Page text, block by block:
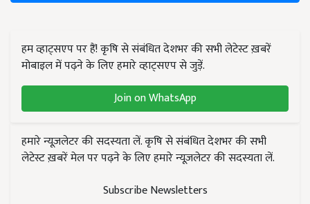
हम व्हाट्सएप पर हैं! कृषि से संबंधित देशभर की सभी लेटेस्ट ख़बरें
मोबाइल में पढ़ने के लिए हमारे व्हाट्सएप से जुड़ें.
Join on WhatsApp
हमारे न्यूज़लेटर की सदस्यता लें. कृषि से संबंधित देशभर की सभी
लेटेस्ट ख़बरें मेल पर पढ़ने के लिए हमारे न्यूज़लेटर की सदस्यता लें.
Subscribe Newsletters